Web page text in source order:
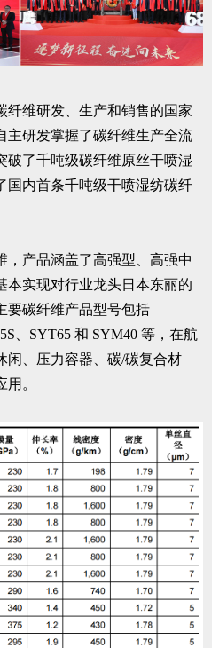
纤维研发、生产和销售的国家
主研发掌握了碳纤维生产全流
破了千吨级碳纤维原丝干喷湿
国内首条千吨级干喷湿纺碳纤
，产品涵盖了高强型、高强中
本实现对行业龙头日本东丽的
要碳纤维产品型号包括
、SYT65 和 SYM40 等，在航
闲、压力容器、碳/碳复合材
。